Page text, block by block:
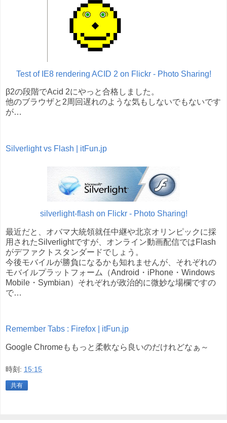
Test of IE8 rendering ACID 2 on Flickr - Photo Sharing!
β2の段階でAcid 2にやっと合格しました。
他のブラウザと2周回遅れのような気もしないでもないです
が…
Silverlight vs Flash | itFun.jp
silverlight-flash on Flickr - Photo Sharing!
最近だと、オバマ大統領就任中継や北京オリンピックに採
用されたSilverlightですが、オンライン動画配信ではFlash
がデファクトスタンダードでしょう。
今後モバイルが勝負になるかも知れませんが、それぞれの
モバイルプラットフォーム（Android・iPhone・Windows
Mobile・Symbian）それぞれが政治的に微妙な場欄ですの
で…
Remember Tabs : Firefox | itFun.jp
Google Chromeももっと柔軟なら良いのだけれどなぁ～
時刻: 15:15
共有